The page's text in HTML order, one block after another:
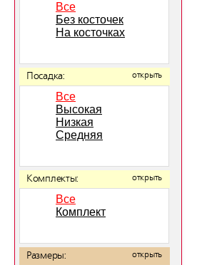
Все
Без косточек
На косточках
Посадка: открыть
Все
Высокая
Низкая
Средняя
Комплекты: открыть
Все
Комплект
Размеры: открыть